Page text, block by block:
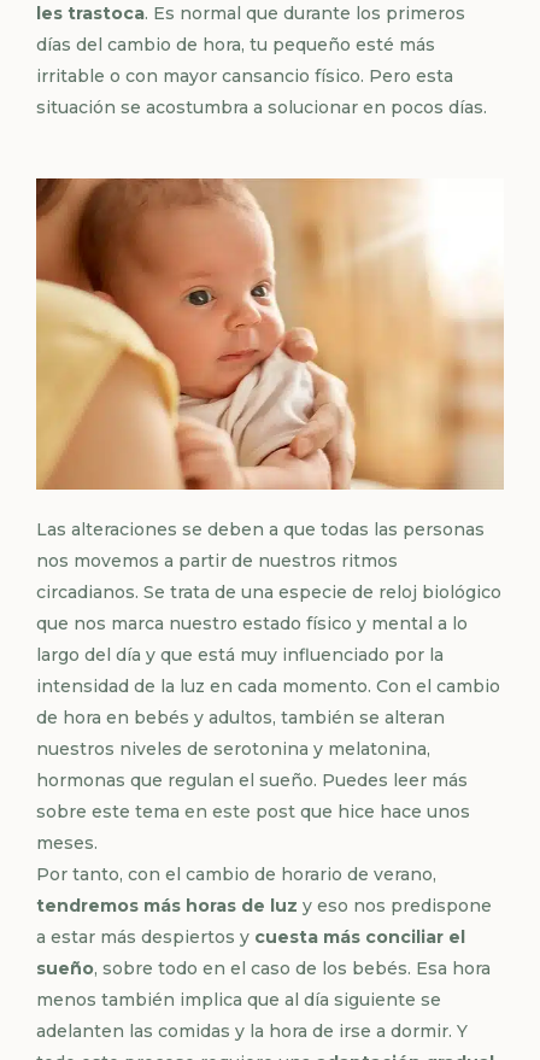
les trastoca. Es normal que durante los primeros
días del cambio de hora, tu pequeño esté más
irritable o con mayor cansancio físico. Pero esta
situación se acostumbra a solucionar en pocos días.
Las alteraciones se deben a que todas las personas
nos movemos a partir de nuestros ritmos
circadianos. Se trata de una especie de reloj biológico
que nos marca nuestro estado físico y mental a lo
largo del día y que está muy influenciado por la
intensidad de la luz en cada momento. Con el cambio
de hora en bebés y adultos, también se alteran
nuestros niveles de serotonina y melatonina,
hormonas que regulan el sueño. Puedes leer más
sobre este tema en este post que hice hace unos
meses.
Por tanto, con el cambio de horario de verano,
tendremos más horas de luz y eso nos predispone
a estar más despiertos y cuesta más conciliar el
sueño, sobre todo en el caso de los bebés. Esa hora
menos también implica que al día siguiente se
adelanten las comidas y la hora de irse a dormir. Y